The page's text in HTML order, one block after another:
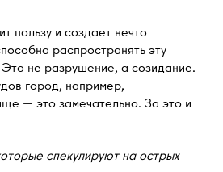
пользу и создает нечто
распространять эту
не разрушение, а созидание.
город, например,
— это замечательно. За это и
спекулируют на острых